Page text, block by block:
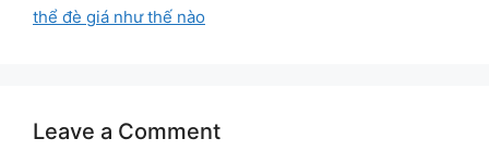
thể đè giá như thế nào
Leave a Comment